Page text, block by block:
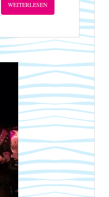
WEITERLESEN